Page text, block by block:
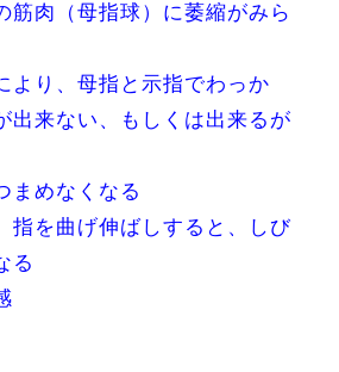
筋肉（母指球）に萎縮がみら
より、母指と示指でわっか
出来ない、もしくは出来るが
まめなくなる
指を曲げ伸ばしすると、しび
る